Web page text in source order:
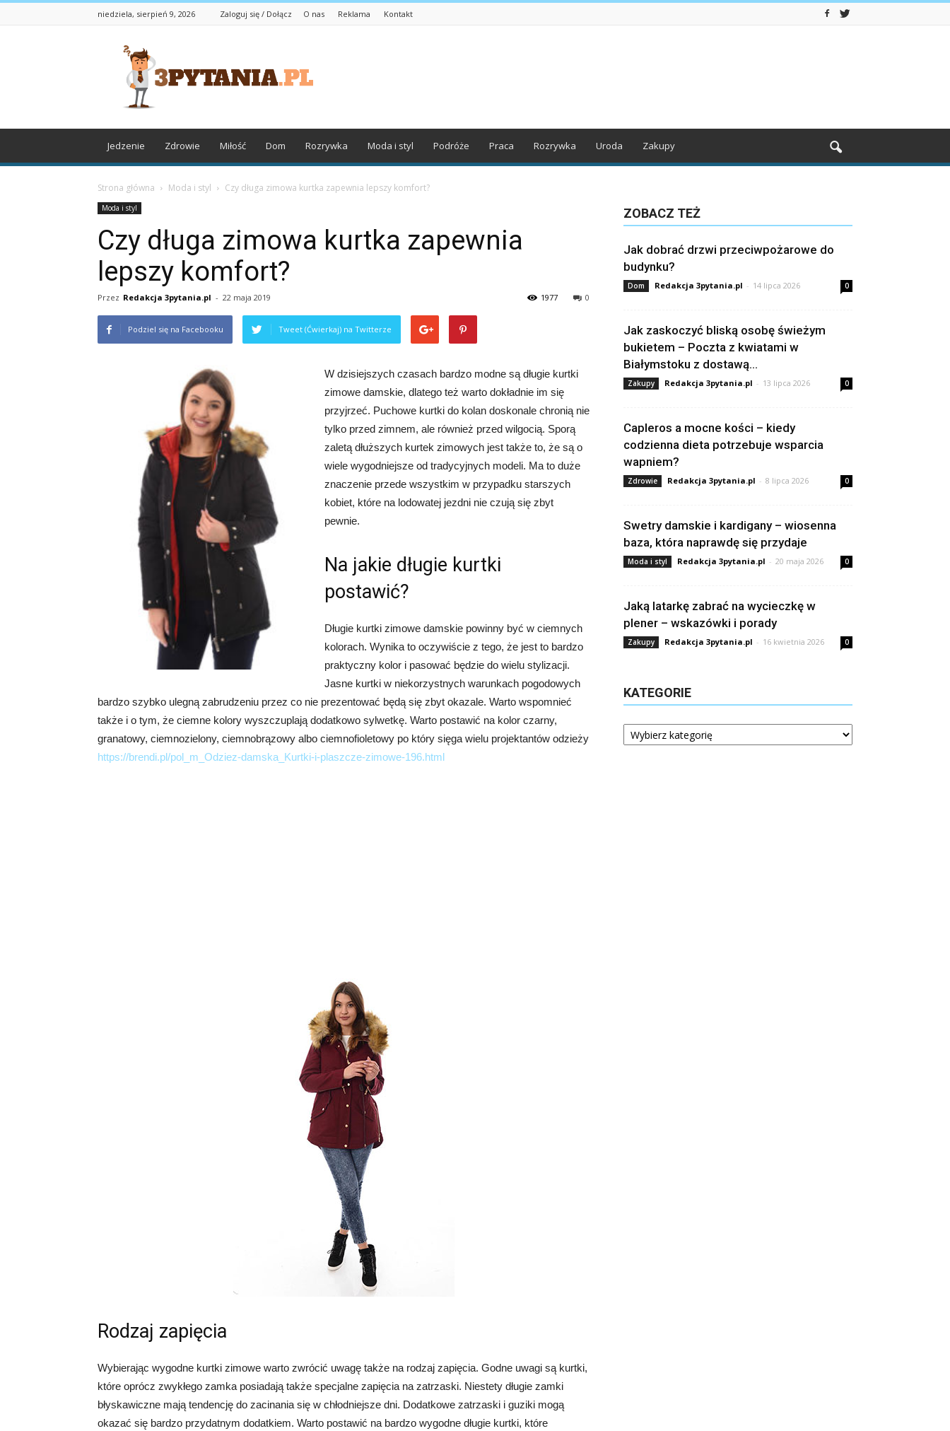
niedziela, sierpień 9, 2026 Zaloguj się / Dołącz O nas Reklama Kontakt
3pytania.pl
Jedzenie Zdrowie Miłość Dom Rozrywka Moda i styl Podróże Praca Rozrywka Uroda Zakupy
Strona główna Moda i styl Czy długa zimowa kurtka zapewnia lepszy komfort?
Moda i styl
Czy długa zimowa kurtka zapewnia
lepszy komfort?
Przez Redakcja 3pytania.pl - 22 maja 2019 0
1977
Podziel się na Facebooku Tweet (Ćwierkaj) na Twitterze
W dzisiejszych czasach bardzo modne są długie kurtki
zimowe damskie, dlatego też warto dokładnie im się
przyjrzeć. Puchowe kurtki do kolan doskonale chronią nie
tylko przed zimnem, ale również przed wilgocią. Sporą
zaletą dłuższych kurtek zimowych jest także to, że są o
wiele wygodniejsze od tradycyjnych modeli. Ma to duże
znaczenie przede wszystkim w przypadku starszych
kobiet, które na lodowatej jezdni nie czują się zbyt
pewnie.
Na jakie długie kurtki
postawić?
Długie kurtki zimowe damskie powinny być w ciemnych
kolorach. Wynika to oczywiście z tego, że jest to bardzo
praktyczny kolor i pasować będzie do wielu stylizacji.
Jasne kurtki w niekorzystnych warunkach pogodowych
bardzo szybko ulegną zabrudzeniu przez co nie prezentować będą się zbyt okazale. Warto wspomnieć
także i o tym, że ciemne kolory wyszczuplają dodatkowo sylwetkę. Warto postawić na kolor czarny,
granatowy, ciemnozielony, ciemnobrązowy albo ciemnofioletowy po który sięga wielu projektantów odzieży
https://brendi.pl/pol_m_Odziez-damska_Kurtki-i-plaszcze-zimowe-196.html
Rodzaj zapięcia
Wybierając wygodne kurtki zimowe warto zwrócić uwagę także na rodzaj zapięcia. Godne uwagi są kurtki,
które oprócz zwykłego zamka posiadają także specjalne zapięcia na zatrzaski. Niestety długie zamki
błyskawiczne mają tendencję do zacinania się w chłodniejsze dni. Dodatkowe zatrzaski i guziki mogą
okazać się bardzo przydatnym dodatkiem. Warto postawić na bardzo wygodne długie kurtki, które
ZOBACZ TEŻ
Jak dobrać drzwi przeciwpożarowe do
budynku?
Dom Redakcja 3pytania.pl - 14 lipca 2026 0
Jak zaskoczyć bliską osobę świeżym
bukietem – Poczta z kwiatami w
Białymstoku z dostawą...
Zakupy Redakcja 3pytania.pl - 13 lipca 2026 0
Capleros a mocne kości – kiedy
codzienna dieta potrzebuje wsparcia
wapniem?
Zdrowie Redakcja 3pytania.pl - 8 lipca 2026 0
Swetry damskie i kardigany – wiosenna
baza, która naprawdę się przydaje
Moda i styl Redakcja 3pytania.pl - 20 maja 2026 0
Jaką latarkę zabrać na wycieczkę w
plener – wskazówki i porady
Zakupy Redakcja 3pytania.pl - 16 kwietnia 2026 0
KATEGORIE
Kategorie